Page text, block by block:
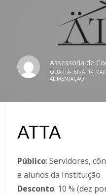
Assessoria de
QUARTA-FEIRA, 14
ALIMENTAÇÃO
ATTA
Público: Servidores,
e alunos da Instituição
Desconto: 10 % (dez